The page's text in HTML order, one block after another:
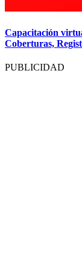
Capacitación
Coberturas,
PUBLICIDAD